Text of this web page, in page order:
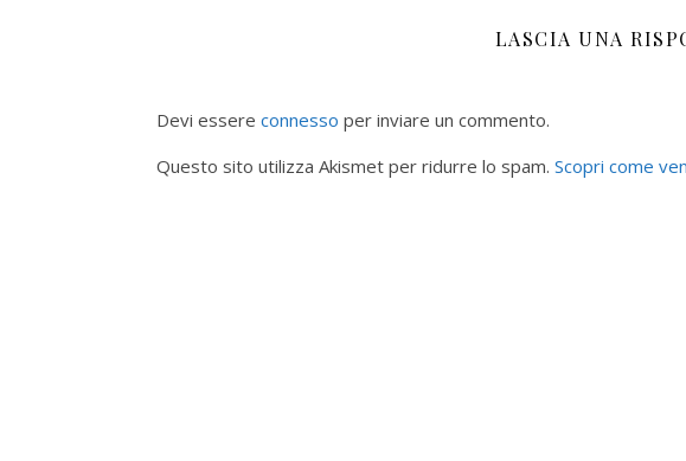
LASCIA UNA
Devi essere connesso per inviare un commento.
Questo sito utilizza Akismet per ridurre lo spam. Scopri come